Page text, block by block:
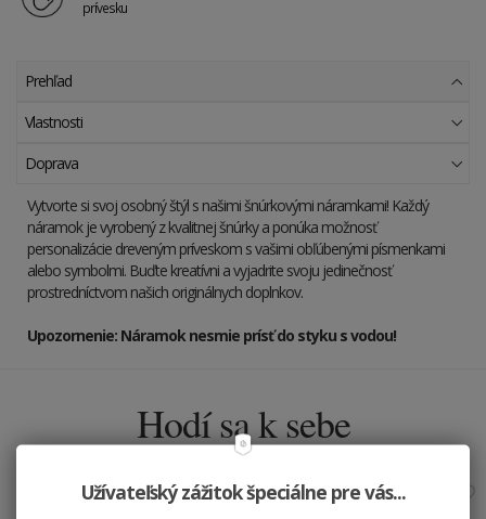
prívesku
Prehľad
Vlastnosti
Doprava
Vytvorte si svoj osobný štýl s našimi šnúrkovými náramkami! Každý
náramok je vyrobený z kvalitnej šnúrky a ponúka možnosť
personalizácie dreveným príveskom s vašimi obľúbenými písmenkami
alebo symbolmi. Buďte kreatívni a vyjadrite svoju jedinečnosť
prostredníctvom našich originálnych doplnkov.
Upozornenie: Náramok nesmie prísť do styku s vodou!
Hodí sa k sebe
Užívateľský zážitok špeciálne pre vás...